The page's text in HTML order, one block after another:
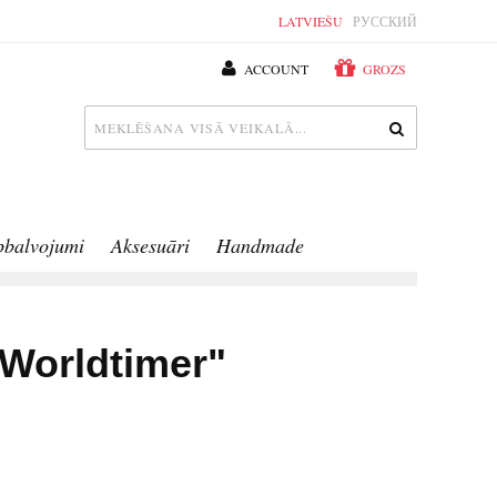
LATVIEŠU РУССКИЙ
ACCOUNT GROZS
Aksesuāri Handmade